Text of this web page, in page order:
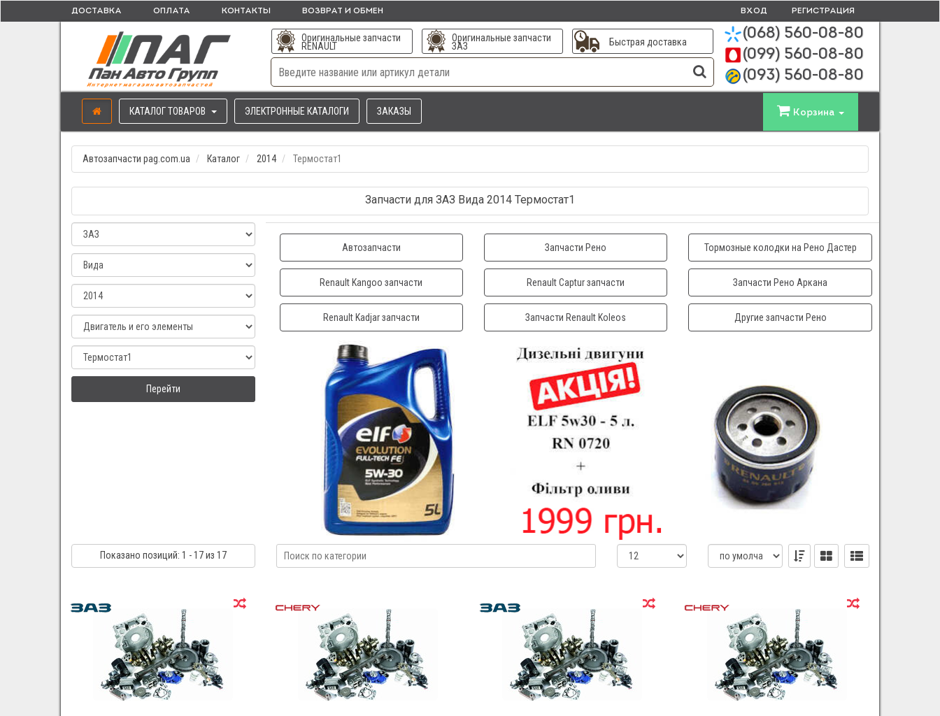
ДОСТАВКА ОПЛАТА КОНТАКТЫ ВОЗВРАТ И ОБМЕН ВХОД РЕГИСТРАЦИЯ
Оригинальные запчасти
RENAULT
Оригинальные запчасти
ЗАЗ Быстрая доставка (068) 560-08-80
(099) 560-08-80
(093) 560-08-80
КАТАЛОГ ТОВАРОВ ЭЛЕКТРОННЫЕ КАТАЛОГИ ЗАКАЗЫ Корзина
Автозапчасти pag.com.ua Каталог 2014 Термостат1
Запчасти для ЗАЗ Вида 2014 Термостат1
Перейти
Автозапчасти Запчасти Рено Тормозные колодки на Рено Дастер
Renault Kangoo запчасти Renault Captur запчасти Запчасти Рено Аркана
Renault Kadjar запчасти Запчасти Renault Koleos Другие запчасти Рено
Показано позиций: 1 - 17из 17